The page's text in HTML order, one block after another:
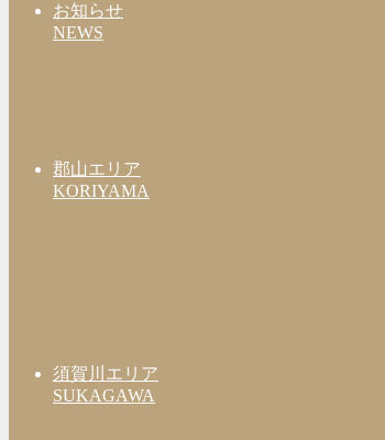
お知らせ
NEWS
郡山エリア
KORIYAMA
須賀川エリア
SUKAGAWA